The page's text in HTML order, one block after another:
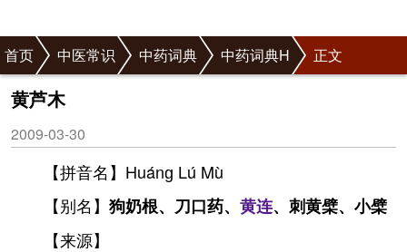
首页 中医常识 中药词典 中药词典H 正文
黄芦木
2009-03-30
【拼音名】Huánɡ Lú Mù
【别名】 狗奶根、刀口药、 黄连、刺黄檗、小檗
【来源】